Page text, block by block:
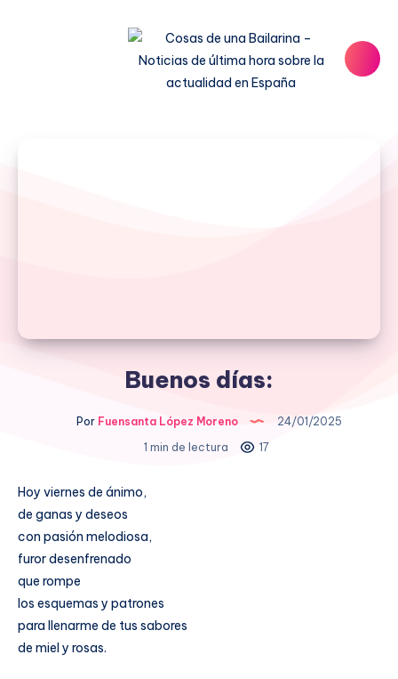
Buenos días:
Por Fuensanta López Moreno
24/01/2025
1 min de lectura
17
Hoy viernes de ánimo,
de ganas y deseos
con pasión melodiosa,
furor desenfrenado
que rompe
los esquemas y patrones
para llenarme de tus sabores
de miel y rosas.